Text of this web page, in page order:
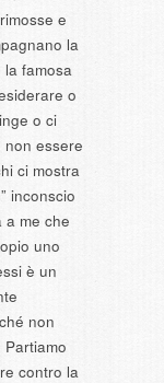
e
la
famosa
o
o ci
non essere
ci mostra
inconscio
a me che
uno
è un
non
contro la